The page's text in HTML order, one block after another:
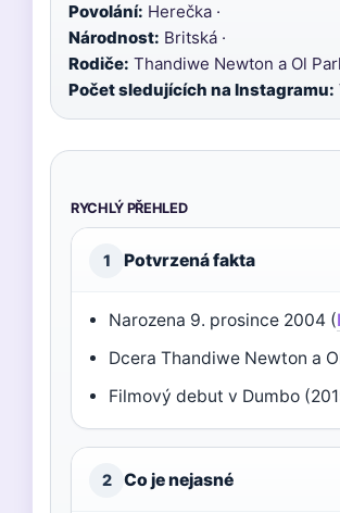
Povolání: Herečka ·
Národnost: Britská ·
Rodiče: Thandiwe Newton a Ol
Počet sledujících na Instagramu:
RYCHLÝ PŘEHLED
1 Potvrzená fakta
Narozena 9. prosince 2004 (
Dcera Thandiwe Newton a
Filmový debut v Dumbo
2 Co je nejasné